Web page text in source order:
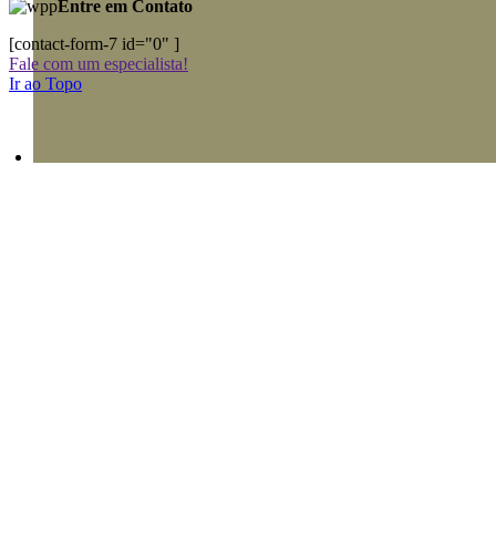
Entre em Contato
[contact-form-7 id="0" ]
Fale com um especialista!
Ir ao Topo